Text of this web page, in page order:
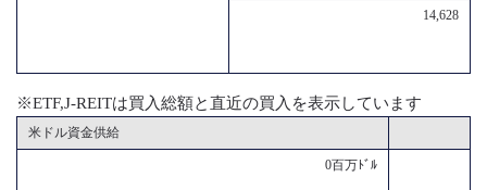
14,628
※ETF,J-REITは買入総額と直近の買入を表示しています
米ドル資金供給
0百万ﾄﾞﾙ